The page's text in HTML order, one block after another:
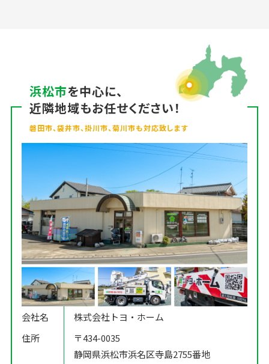
浜松市を中心に、
近隣地域もお任せください！
磐田市、袋井市、掛川市、菊川市も対応致します
会社名
株式会社トヨ・ホーム
住所
〒434-0035
静岡県浜松市浜名区寺島2755番地